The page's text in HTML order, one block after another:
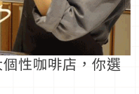
性咖啡店，你選